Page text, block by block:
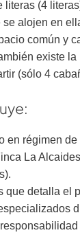
literas (4
se alojen en
común y
existe
(sólo 4
en régimen
La
que detalla el